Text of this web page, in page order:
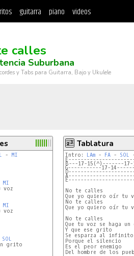
guitarra piano videos
calles
Suburbana
y Tabs para Guitarra, Bajo y Ukulele
- MI
MI
voz
MI
voz
SOL
grito
Tablatura
Intro: LAm - FA - SOL
B---17-15(^)-------
G-----------17-
No te calles
Que yo quiero oír tu
No te calles
Que yo quiero oír tu
No te calles
Que tu voz se haga
Y que ese grito
Se esparza al infinito
Porque el silencio
Es el peor enemigo